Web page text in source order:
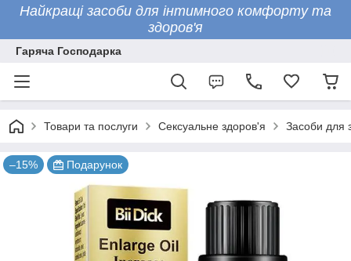
Найкращі засоби для інтимного комфорту та
здоров'я
Гаряча Господарка
Товари та послуги Сексуальне здоров'я Засоби для
–15% Подарунок